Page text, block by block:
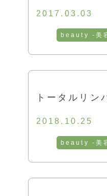
2017.03.03
beauty -美
トータルリン
2018.10.25
beauty -美